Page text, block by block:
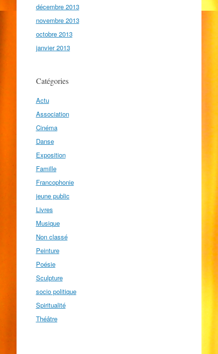
décembre 2013
novembre 2013
octobre 2013
janvier 2013
Catégories
Actu
Association
Cinéma
Danse
Exposition
Famille
Francophonie
jeune public
Livres
Musique
Non classé
Peinture
Poésie
Sculpture
socio politique
Spiritualité
Théâtre